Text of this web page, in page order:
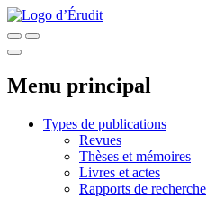
Menu principal
Types de publications
Revues
Thèses et mémoires
Livres et actes
Rapports de recherche